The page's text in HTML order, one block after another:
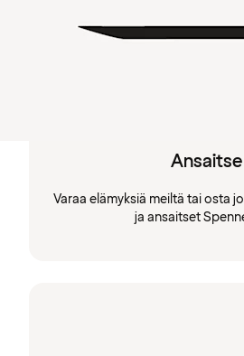
Varaa elämyksiä meiltä tai osta
ja ansaitset